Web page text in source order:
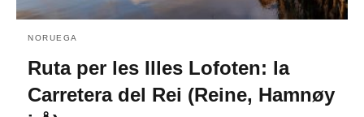
NORUEGA
Ruta per les Illes Lofoten: la
Carretera del Rei (Reine, Hamnøy